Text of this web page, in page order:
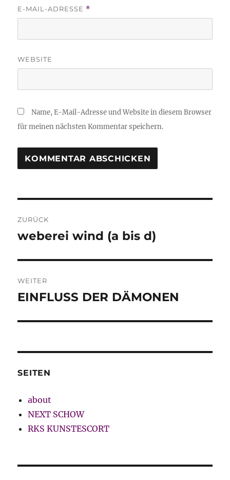
E-MAIL-ADRESSE *
WEBSITE
Name, E-Mail-Adresse und Website in diesem Browser
für meinen nächsten Kommentar speichern.
ZURÜCK
Vorheriger
weberei wind (a bis d)
WEITER
Nächster
EINFLUSS DER DÄMONEN
SEITEN
about
NEXT SCHOW
RKS KUNSTESCORT